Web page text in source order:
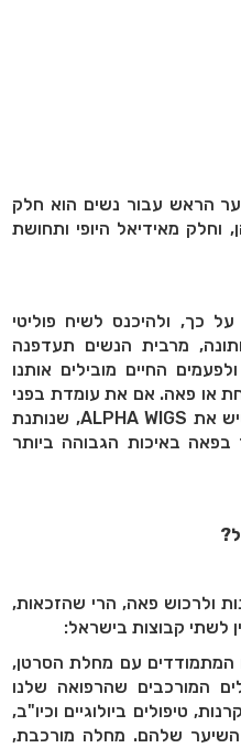
הראש עבור נשים הוא חלק
מאידיאל היופי ותחושת
כך, ולהיכנס לשיח פוליטי
מרבית הנשים תעדפנה
החיים מובילים אותנו
או פאה. אם את עומדת בפני
אתALPHA WIGS, שנותנת
באיכות הגבוהה ביותר
ולרכוש פאה, הרי שהזכאות,
לשתי קבוצות בישראל:
עם מחלת הסרטן,
המורכבים שהרפואה שלנו
טיפולים ביולוגיים וכיו"ב,
שלהם. מחלה מורכבת,